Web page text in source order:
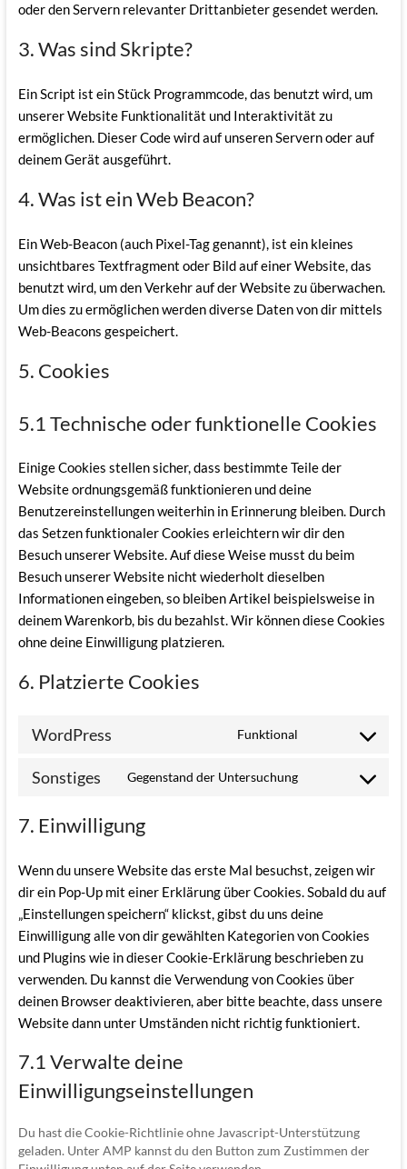
oder den Servern relevanter Drittanbieter gesendet werden.
3. Was sind Skripte?
Ein Script ist ein Stück Programmcode, das benutzt wird, um
unserer Website Funktionalität und Interaktivität zu
ermöglichen. Dieser Code wird auf unseren Servern oder auf
deinem Gerät ausgeführt.
4. Was ist ein Web Beacon?
Ein Web-Beacon (auch Pixel-Tag genannt), ist ein kleines
unsichtbares Textfragment oder Bild auf einer Website, das
benutzt wird, um den Verkehr auf der Website zu überwachen.
Um dies zu ermöglichen werden diverse Daten von dir mittels
Web-Beacons gespeichert.
5. Cookies
5.1 Technische oder funktionelle Cookies
Einige Cookies stellen sicher, dass bestimmte Teile der
Website ordnungsgemäß funktionieren und deine
Benutzereinstellungen weiterhin in Erinnerung bleiben. Durch
das Setzen funktionaler Cookies erleichtern wir dir den
Besuch unserer Website. Auf diese Weise musst du beim
Besuch unserer Website nicht wiederholt dieselben
Informationen eingeben, so bleiben Artikel beispielsweise in
deinem Warenkorb, bis du bezahlst. Wir können diese Cookies
ohne deine Einwilligung platzieren.
6. Platzierte Cookies
WordPress Funktional
Sonstiges Gegenstand der Untersuchung
7. Einwilligung
Wenn du unsere Website das erste Mal besuchst, zeigen wir
dir ein Pop-Up mit einer Erklärung über Cookies. Sobald du auf
„Einstellungen speichern“ klickst, gibst du uns deine
Einwilligung alle von dir gewählten Kategorien von Cookies
und Plugins wie in dieser Cookie-Erklärung beschrieben zu
verwenden. Du kannst die Verwendung von Cookies über
deinen Browser deaktivieren, aber bitte beachte, dass unsere
Website dann unter Umständen nicht richtig funktioniert.
7.1 Verwalte deine
Einwilligungseinstellungen
Du hast die Cookie-Richtlinie ohne Javascript-Unterstützung
geladen. Unter AMP kannst du den Button zum Zustimmen der